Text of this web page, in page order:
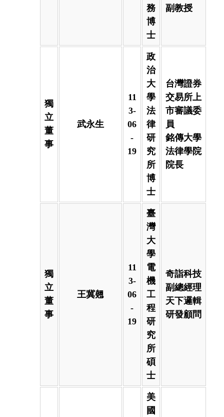
務
博
士
副教授
獨
立
董
事
武永生
11
3-
06
-
19
政
治
大
學
法
律
研
究
所
博
士
台灣證券
交易所上
市審議委
員
銘傳大學
法律學院
院長
獨
立
董
事
王冀翹
11
3-
06
-
19
臺
灣
大
學
電
機
工
程
研
究
所
碩
士
奇詣科技
副總經理
天下邏輯
研發顧問
美
國